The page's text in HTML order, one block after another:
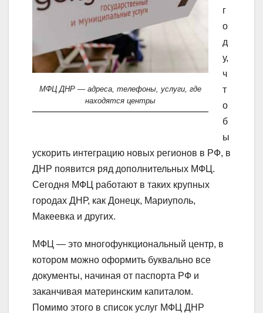
МФЦ ДНР — адреса, телефоны, услуги, где
находятся центры
г
о
д
у,
ч
т
о
б
ы
ускорить интеграцию новых регионов в РФ, в
ДНР появится ряд дополнительных МФЦ.
Сегодня МФЦ работают в таких крупных
городах ДНР, как Донецк, Мариуполь,
Макеевка и других.
МФЦ — это многофункциональный центр, в
котором можно оформить буквально все
документы, начиная от паспорта РФ и
заканчивая материнским капиталом.
Помимо этого в список услуг МФЦ ДНР